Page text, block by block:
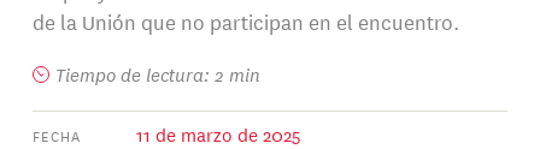
de la Unión que no participan en el encuentro.
Tiempo de lectura: 2 min
FECHA 11 de marzo de 2025